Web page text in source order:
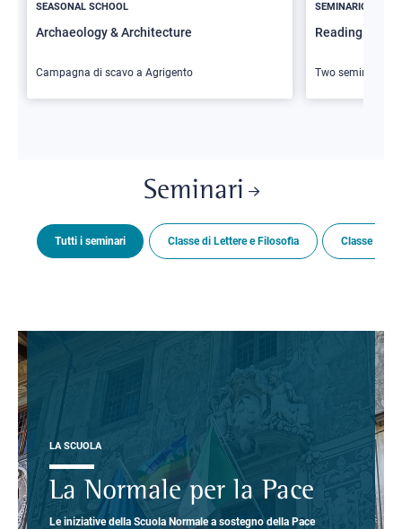
SEASONAL SCHOOL
Archaeology & Architecture
Campagna di scavo a Agrigento
SEMINARIO
Reading
Two seminars
Seminari
Tutti i seminari Classe di Lettere e Filosofia Classe di
LA SCUOLA
La Normale per la Pace
Le iniziative della Scuola Normale a sostegno della Pace